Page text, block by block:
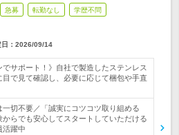
急募 転勤なし 学歴不問
： 2026/09/14
でサポート！》自社で製造したステンレス
で見て確認し、必要に応じて梱包や手直
一切不要／「誠実にコツコツ取り組める
らでも安心してスタートしていただける
活躍中